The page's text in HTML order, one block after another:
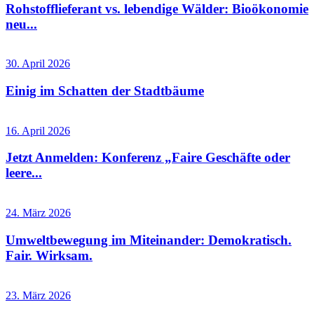
Rohstofflieferant vs. lebendige Wälder: Bioökonomie
neu...
30. April 2026
Einig im Schatten der Stadtbäume
16. April 2026
Jetzt Anmelden: Konferenz „Faire Geschäfte oder
leere...
24. März 2026
Umweltbewegung im Miteinander: Demokratisch.
Fair. Wirksam.
23. März 2026